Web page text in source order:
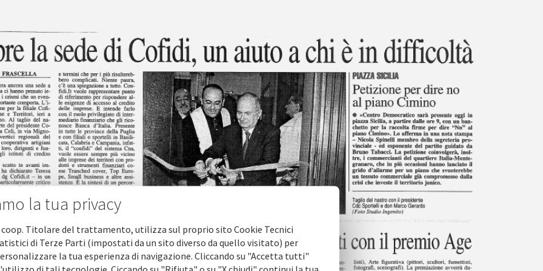
la tua privacy
coop. Titolare del trattamento, utilizza sul proprio sito Cookie Tecnici
di Terze Parti (impostati da un sito diverso da quello visitato) per
la tua esperienza di navigazione. Cliccando su "Accetta tutti"